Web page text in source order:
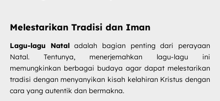
Melestarikan Tradisi dan Iman
Lagu-lagu Nataladalah bagian penting dari perayaan
Natal. Tentunya, menerjemahkan lagu-lagu ini
memungkinkan berbagai budaya agar dapat melestarikan
tradisi dengan menyanyikan kisah kelahiran Kristus dengan
cara yang autentik dan bermakna.